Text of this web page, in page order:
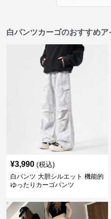
白パンツカーゴのおすすめア
¥3,990 (税込)
白パンツ 大胆シルエット 機能的
ゆったりカーゴパンツ